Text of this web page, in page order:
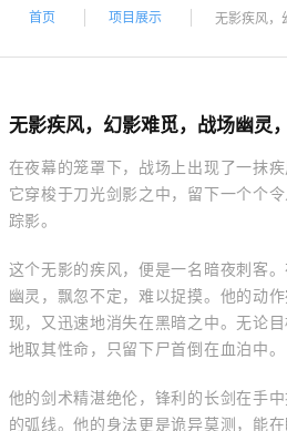
首页 项目展示 无影疾风，
无影疾风，幻影难觅，战场幽灵
在夜幕的笼罩下，战场上出现了一抹
它穿梭于刀光剑影之中，留下一个个
踪影。
这个无影的疾风，便是一名暗夜刺客
幽灵，飘忽不定，难以捉摸。他的动
现，又迅速地消失在黑暗之中。无论
地取其性命，只留下尸首倒在血泊中。
他的剑术精湛绝伦，锋利的长剑在手
的弧线。他的身法更是诡异莫测，能